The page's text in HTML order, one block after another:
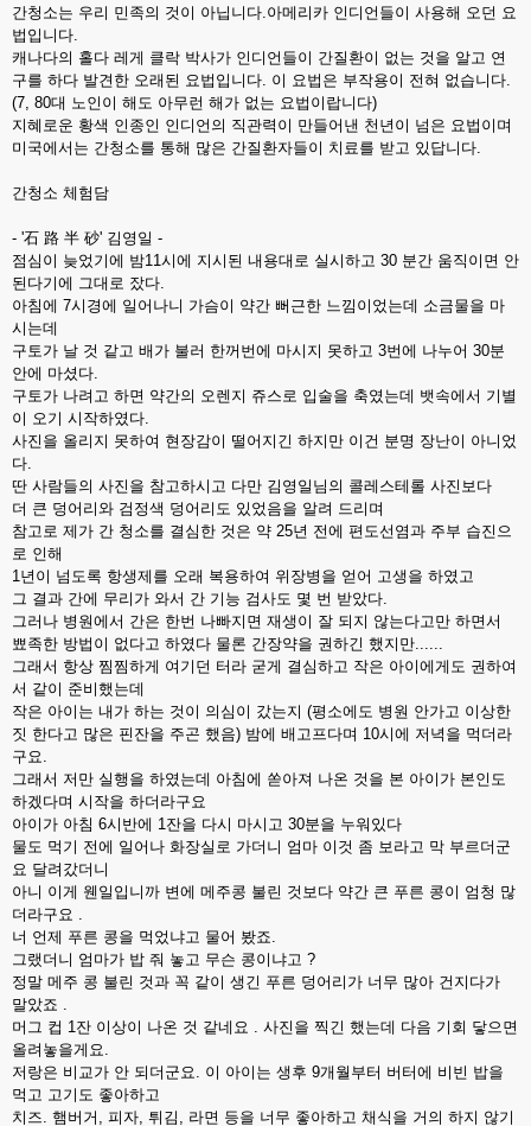
간청소는 우리 민족의 것이 아닙니다.아메리카 인디언들이 사용해 오던 요
법입니다.
캐나다의 홀다 레게 클락 박사가 인디언들이 간질환이 없는 것을 알고 연
구를 하다 발견한 오래된 요법입니다. 이 요법은 부작용이 전혀 없습니다.
(7, 80대 노인이 해도 아무런 해가 없는 요법이랍니다)
지혜로운 황색 인종인 인디언의 직관력이 만들어낸 천년이 넘은 요법이며
미국에서는 간청소를 통해 많은 간질환자들이 치료를 받고 있답니다.
간청소 체험담
- '石 路 半 砂' 김영일 -
점심이 늦었기에 밤11시에 지시된 내용대로 실시하고 30 분간 움직이면 안
된다기에 그대로 잤다.
아침에 7시경에 일어나니 가슴이 약간 뻐근한 느낌이었는데 소금물을 마
시는데
구토가 날 것 같고 배가 불러 한꺼번에 마시지 못하고 3번에 나누어 30분
안에 마셨다.
구토가 나려고 하면 약간의 오렌지 쥬스로 입술을 축였는데 뱃속에서 기별
이 오기 시작하였다.
사진을 올리지 못하여 현장감이 떨어지긴 하지만 이건 분명 장난이 아니었
다.
딴 사람들의 사진을 참고하시고 다만 김영일님의 콜레스테롤 사진보다
더 큰 덩어리와 검정색 덩어리도 있었음을 알려 드리며
참고로 제가 간 청소를 결심한 것은 약 25년 전에 편도선염과 주부 습진으
로 인해
1년이 넘도록 항생제를 오래 복용하여 위장병을 얻어 고생을 하였고
그 결과 간에 무리가 와서 간 기능 검사도 몇 번 받았다.
그러나 병원에서 간은 한번 나빠지면 재생이 잘 되지 않는다고만 하면서
뾰족한 방법이 없다고 하였다 물론 간장약을 권하긴 했지만......
그래서 항상 찜찜하게 여기던 터라 굳게 결심하고 작은 아이에게도 권하여
서 같이 준비했는데
작은 아이는 내가 하는 것이 의심이 갔는지 (평소에도 병원 안가고 이상한
짓 한다고 많은 핀잔을 주곤 했음) 밤에 배고프다며 10시에 저녁을 먹더라
구요.
그래서 저만 실행을 하였는데 아침에 쏟아져 나온 것을 본 아이가 본인도
하겠다며 시작을 하더라구요
아이가 아침 6시반에 1잔을 다시 마시고 30분을 누워있다
물도 먹기 전에 일어나 화장실로 가더니 엄마 이것 좀 보라고 막 부르더군
요 달려갔더니
아니 이게 웬일입니까 변에 메주콩 불린 것보다 약간 큰 푸른 콩이 엄청 많
더라구요 .
너 언제 푸른 콩을 먹었냐고 물어 봤죠.
그랬더니 엄마가 밥 줘 놓고 무슨 콩이냐고 ?
정말 메주 콩 불린 것과 꼭 같이 생긴 푸른 덩어리가 너무 많아 건지다가
말았죠 .
머그 컵 1잔 이상이 나온 것 같네요 . 사진을 찍긴 했는데 다음 기회 닿으면
올려놓을게요.
저랑은 비교가 안 되더군요. 이 아이는 생후 9개월부터 버터에 비빈 밥을
먹고 고기도 좋아하고
치즈. 햄버거, 피자, 튀김, 라면 등을 너무 좋아하고 채식을 거의 하지 않기